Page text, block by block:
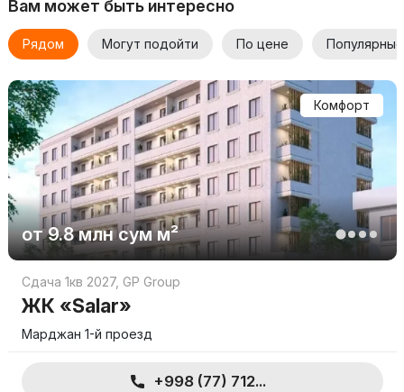
Вам может быть интересно
Рядом Могут подойти По цене Популярные
Комфорт
от9.8 млн сумм²
Сдача 1кв 2027, GP Group
ЖК «Salar»
Марджан 1-й проезд
+998 (77) 712...